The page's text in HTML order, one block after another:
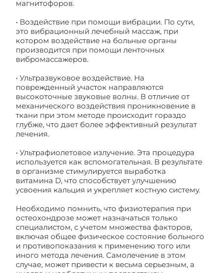
магнитофоров.
• Воздействие при помощи вибрации. По сути,
это вибрационный лечебный массаж, при
котором воздействие на больные органы
производится при помощи ленточных
вибромассажеров.
• Ультразвуковое воздействие. На
поврежденный участок направляются
высокоточные звуковые волны. В отличие от
механического воздействия проникновение в
ткани при этом методе происходит гораздо
глубже, что дает более эффективный результат
лечения.
• Ультрафиолетовое излучение. Эта процедура
используется как вспомогательная. В результате
в организме стимулируется выработка
витамина D, что способствует улучшению
усвоения кальция и укрепляет костную систему.
Необходимо помнить, что физиотерапия при
остеохондрозе может назначаться только
специалистом, с учетом множества факторов,
включая общее физическое состояние больного
и противопоказания к применению того или
иного метода лечения. Самолечение в этом
случае, может привести к весьма серьезным, а